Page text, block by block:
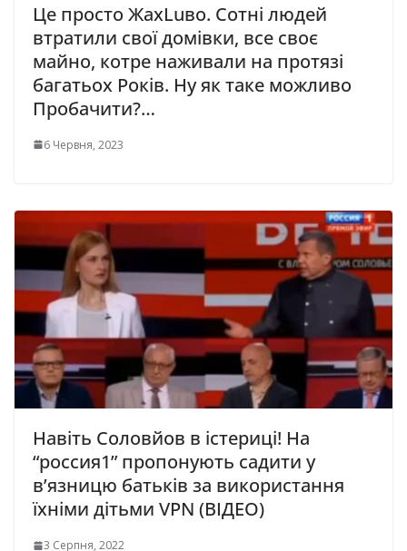
Це просто ЖахLuво. Сотні людей
втратили свої домівки, все своє
майно, котре наживали на протязі
багатьох Років. Ну як таке можливо
Пробачити?…
6 Червня, 2023
Навіть Соловйов в істериці! На
“россия1” пропонують садити у
в’язницю батьків за використання
їхніми дітьми VPN (ВІДЕО)
3 Серпня, 2022